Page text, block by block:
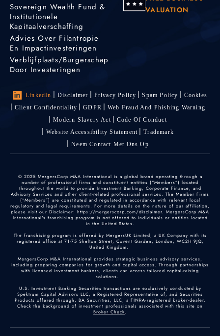
Sovereign Wealth Fund &
Institutionele
Kapitaalverschaffing
Advies Over Filantropie
En Impactinvesteringen
Verblijfplaats/burgerschap
Door Investeringen
VALUATION
LinkedIn Disclaimer Privacy Policy Spam Policy
Cookies
Client Confidentiality
GDPR
Web Fraud And Phishing Warning
Modern Slavery Act
Code Of Conduct
Website Accessibility Statement
Trademark
Neem Contact Met Ons Op
© 2025 MergersCorp M&A International is a global brand operating through a
number of professional firms and constituent entities (“Members”) located
throughout the world to provide Investment Banking, Corporate Finance, and
Advisory Services and other client-related professional services. The Member Firms
(“Members”) are constituted and regulated in accordance with relevant local
regulatory and legal requirements. For more details on the nature of our affiliation,
please visit our Disclaimer: https://mergerscorp.com/disclaimer. MergersCorp M&A
International's franchising program is not offered to individuals or entities located
in the United States.
The franchising program is offered by MergersUK Limited, a UK Company with its
registered office at 71-75 Shelton Street, Covent Garden, London, WC2H 9JQ,
United Kingdom.
MergersCorp M&A International provides strategic business advisory services,
including preparing companies for growth and capital access. Through partnerships
with licensed investment bankers, clients can access tailored capital-raising
solutions.
U.S. Investment Banking Securities transactions are exclusively conducted by
Spektrum Capital Advisors LLC, a Registered Representative of, and Securities
Products offered through, BA Securities, LLC, a FINRA-registered broker-dealer.
Check the background of investment professionals associated with this site on
Broker Check.